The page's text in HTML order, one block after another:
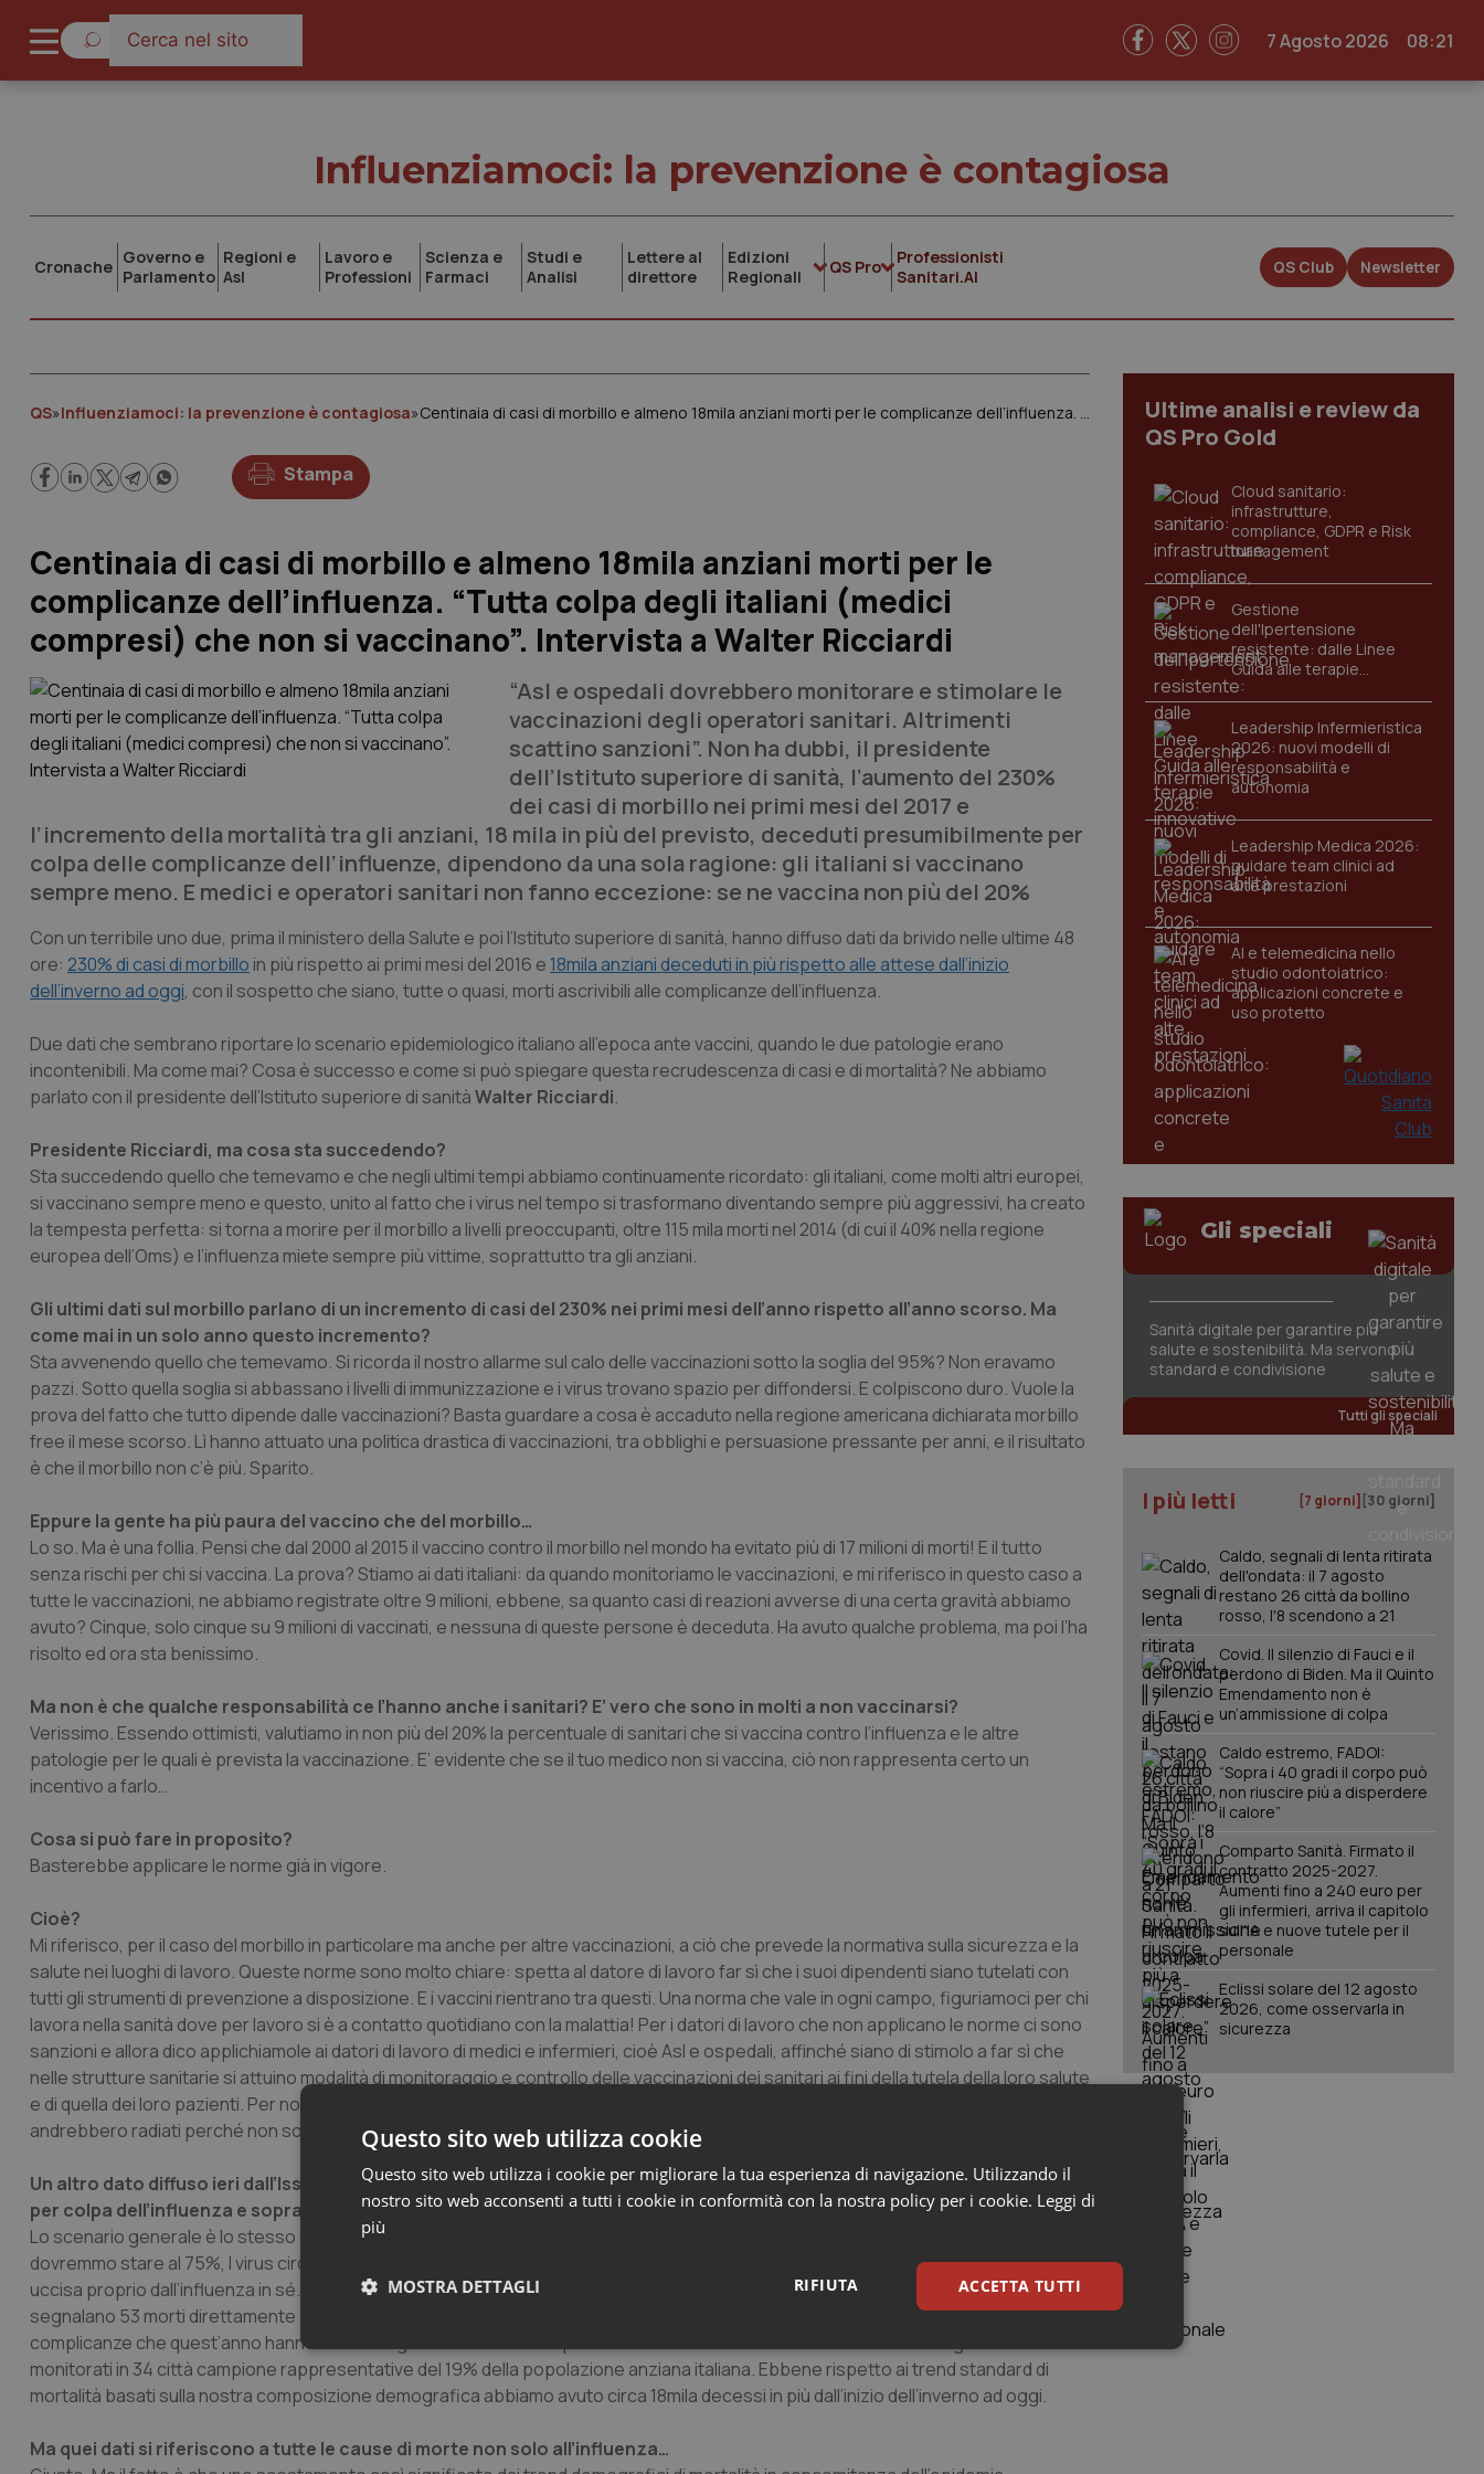
7 Agosto 2026 08:21
Influenziamoci: la prevenzione è contagiosa
Cronache Governo e
Parlamento
Regioni e
Asl
Lavoro e
Professioni
Scienza e
Farmaci
Studi e
Analisi
Lettere al
direttore
Edizioni
Regionali
QS Pro
Professionisti
Sanitari.AI
QS Club Newsletter
QS»Influenziamoci: la prevenzione è contagiosa» Centinaia di casi di morbillo e almeno 18mila anziani morti per le complicanze dell’influenza. “Tutta colpa degli italiani (medici compresi) che non si vaccinano”. Intervista a Walter Ricciardi
Stampa
Centinaia di casi di morbillo e almeno 18mila anziani morti per le
complicanze dell’influenza. “Tutta colpa degli italiani (medici
compresi) che non si vaccinano”. Intervista a Walter Ricciardi
“Asl e ospedali dovrebbero monitorare e stimolare le
vaccinazioni degli operatori sanitari. Altrimenti
scattino sanzioni”. Non ha dubbi, il presidente
dell’Istituto superiore di sanità, l’aumento del 230%
dei casi di morbillo nei primi mesi del 2017 e
l’incremento della mortalità tra gli anziani, 18 mila in più del previsto, deceduti presumibilmente per
colpa delle complicanze dell’influenze, dipendono da una sola ragione: gli italiani si vaccinano
sempre meno. E medici e operatori sanitari non fanno eccezione: se ne vaccina non più del 20%
Con un terribile uno due, prima il ministero della Salute e poi l’Istituto superiore di sanità, hanno diffuso dati da brivido nelle ultime 48
ore: 230% di casi di morbillo in più rispetto ai primi mesi del 2016 e 18mila anziani deceduti in più rispetto alle attese dall’inizio
dell’inverno ad oggi, con il sospetto che siano, tutte o quasi, morti ascrivibili alle complicanze dell’influenza.
Due dati che sembrano riportare lo scenario epidemiologico italiano all’epoca ante vaccini, quando le due patologie erano
incontenibili. Ma come mai? Cosa è successo e come si può spiegare questa recrudescenza di casi e di mortalità? Ne abbiamo
parlato con il presidente dell’Istituto superiore di sanitàWalter Ricciardi.
Presidente Ricciardi, ma cosa sta succedendo?
Sta succedendo quello che temevamo e che negli ultimi tempi abbiamo continuamente ricordato: gli italiani, come molti altri europei,
si vaccinano sempre meno e questo, unito al fatto che i virus nel tempo si trasformano diventando sempre più aggressivi, ha creato
la tempesta perfetta: si torna a morire per il morbillo a livelli preoccupanti, oltre 115 mila morti nel 2014 (di cui il 40% nella regione
europea dell’Oms) e l’influenza miete sempre più vittime, soprattutto tra gli anziani.
Gli ultimi dati sul morbillo parlano di un incremento di casi del 230% nei primi mesi dell’anno rispetto all’anno scorso. Ma
come mai in un solo anno questo incremento?
Sta avvenendo quello che temevamo. Si ricorda il nostro allarme sul calo delle vaccinazioni sotto la soglia del 95%? Non eravamo
pazzi. Sotto quella soglia si abbassano i livelli di immunizzazione e i virus trovano spazio per diffondersi. E colpiscono duro. Vuole la
prova del fatto che tutto dipende dalle vaccinazioni? Basta guardare a cosa è accaduto nella regione americana dichiarata morbillo
free il mese scorso. Lì hanno attuato una politica drastica di vaccinazioni, tra obblighi e persuasione pressante per anni, e il risultato
è che il morbillo non c’è più. Sparito.
Eppure la gente ha più paura del vaccino che del morbillo…
Lo so. Ma è una follia. Pensi che dal 2000 al 2015 il vaccino contro il morbillo nel mondo ha evitato più di 17 milioni di morti! E il tutto
senza rischi per chi si vaccina. La prova? Stiamo ai dati italiani: da quando monitoriamo le vaccinazioni, e mi riferisco in questo caso a
tutte le vaccinazioni, ne abbiamo registrate oltre 9 milioni, ebbene, sa quanto casi di reazioni avverse di una certa gravità abbiamo
avuto? Cinque, solo cinque su 9 milioni di vaccinati, e nessuna di queste persone è deceduta. Ha avuto qualche problema, ma poi l’ha
risolto ed ora sta benissimo.
Ma non è che qualche responsabilità ce l’hanno anche i sanitari? E’ vero che sono in molti a non vaccinarsi?
Verissimo. Essendo ottimisti, valutiamo in non più del 20% la percentuale di sanitari che si vaccina contro l’influenza e le altre
patologie per le quali è prevista la vaccinazione. E’ evidente che se il tuo medico non si vaccina, ciò non rappresenta certo un
incentivo a farlo…
Cosa si può fare in proposito?
Basterebbe applicare le norme già in vigore.
Cioè?
Mi riferisco, per il caso del morbillo in particolare ma anche per altre vaccinazioni, a ciò che prevede la normativa sulla sicurezza e la
salute nei luoghi di lavoro. Queste norme sono molto chiare: spetta al datore di lavoro far sì che i suoi dipendenti siano tutelati con
tutti gli strumenti di prevenzione a disposizione. E i vaccini rientrano tra questi. Una norma che vale in ogni campo, figuriamoci per chi
lavora nella sanità dove per lavoro si è a contatto quotidiano con la malattia! Per i datori di lavoro che non applicano le norme ci sono
sanzioni e allora dico applichiamole ai datori di lavoro di medici e infermieri, cioè Asl e ospedali, affinché siano di stimolo a far sì che
nelle strutture sanitarie si attuino modalità di monitoraggio e controllo delle vaccinazioni dei sanitari ai fini della tutela della loro salute
e di quella dei loro pazienti. Per non parlare poi di quei medici che addirittura sconsigliano le vaccinazioni ai loro assistiti. Questi
andrebbero radiati perché non sono medici.
Un altro dato diffuso ieri dall’Iss chiude il cerchio di questo inverno terribile: migliaia di anziani potrebbero essere morti
per colpa dell’influenza e soprattutto delle sue complicazioni. Anche qui le chiedo, cosa è successo?
Lo scenario generale è lo stesso che le ho già descritto. La soglia di vaccinazione è troppo bassa, tra gli anziani siamo al 50% e
dovremmo stare al 75%, I virus circolano così più liberamente e aggrediscono in questo caso persone più fragili. Qualcuna viene
uccisa proprio dall’influenza in sé. In questo caso abbiamo delle segnalazioni sentinella dal monitoraggio di 11 Regioni che ci
segnalano 53 morti direttamente ascrivibili a forme particolarmente aggressive di influenza. Ma il vero problema ce l’abbiamo con le
complicanze che quest’anno hanno fatto strage. E lo abbiamo scoperto mettendo a confronto i dati di mortalità tra gli over 65
monitorati in 34 città campione rappresentative del 19% della popolazione anziana italiana. Ebbene rispetto ai trend standard di
mortalità basati sulla nostra composizione demografica abbiamo avuto circa 18mila decessi in più dall’inizio dell’inverno ad oggi.
Ma quei dati si riferiscono a tutte le cause di morte non solo all’influenza…
Ultime analisi e review da
QS Pro Gold
Cloud sanitario:
infrastrutture,
compliance, GDPR e Risk
management
Gestione
dell'Ipertensione
resistente: dalle Linee
Guida alle terapie
innovative
Leadership Infermieristica
2026: nuovi modelli di
responsabilità e
autonomia
Leadership Medica 2026:
guidare team clinici ad
alte prestazioni
AI e telemedicina nello
studio odontoiatrico:
applicazioni concrete e
uso protetto
Gli speciali
Sanità digitale per garantire più
salute e sostenibilità. Ma servono
standard e condivisione
Tutti gli speciali
I più letti [7 giorni] [30 giorni]
Caldo, segnali di lenta ritirata
dell'ondata: il 7 agosto
restano 26 città da bollino
rosso, l'8 scendono a 21
Covid. Il silenzio di Fauci e il
perdono di Biden. Ma il Quinto
Emendamento non è
un’ammissione di colpa
Caldo estremo, FADOI:
“Sopra i 40 gradi il corpo può
non riuscire più a disperdere
il calore”
Comparto Sanità. Firmato il
contratto 2025-2027.
Aumenti fino a 240 euro per
gli infermieri, arriva il capitolo
sull'IA e nuove tutele per il
personale
Eclissi solare del 12 agosto
2026, come osservarla in
sicurezza
Questo sito web utilizza cookie
Questo sito web utilizza i cookie per migliorare la tua esperienza di navigazione. Utilizzando il
nostro sito web acconsenti a tutti i cookie in conformità con la nostra policy per i cookie. Leggi di
più
ACCETTA TUTTI
RIFIUTA
MOSTRA DETTAGLI
Necessari Statistici Marketing